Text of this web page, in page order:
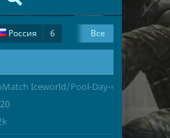
Россия
6
5
Все
Адрес
Игроки
Iceworld/Pool-Day-=
23/32